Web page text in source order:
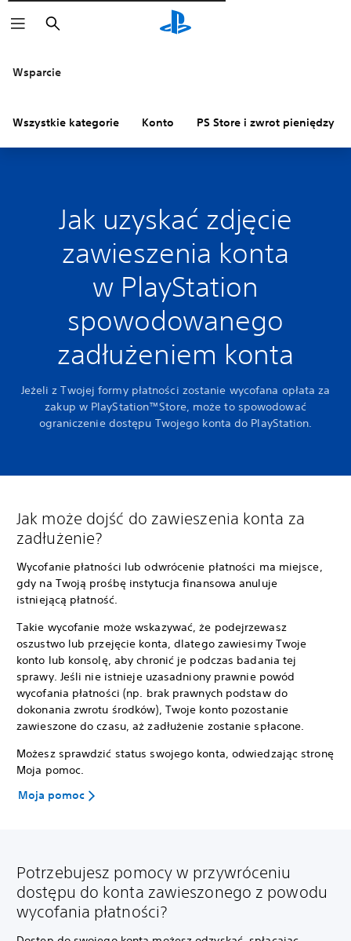
Wyszukaj
Wsparcie
Wszystkie kategorie Konto PS Store i zwrot pieniędzy
Jak uzyskać zdjęcie
zawieszenia konta
w PlayStation
spowodowanego
zadłużeniem konta
Jeżeli z Twojej formy płatności zostanie wycofana opłata za
zakup w PlayStation™Store, może to spowodować
ograniczenie dostępu Twojego konta do PlayStation.
Jak może dojść do zawieszenia konta za
zadłużenie?
Wycofanie płatności lub odwrócenie płatności ma miejsce,
gdy na Twoją prośbę instytucja finansowa anuluje
istniejącą płatność.
Takie wycofanie może wskazywać, że podejrzewasz
oszustwo lub przejęcie konta, dlatego zawiesimy Twoje
konto lub konsolę, aby chronić je podczas badania tej
sprawy. Jeśli nie istnieje uzasadniony prawnie powód
wycofania płatności (np. brak prawnych podstaw do
dokonania zwrotu środków), Twoje konto pozostanie
zawieszone do czasu, aż zadłużenie zostanie spłacone.
Możesz sprawdzić status swojego konta, odwiedzając stronę
Moja pomoc.
Moja pomoc
Potrzebujesz pomocy w przywróceniu
dostępu do konta zawieszonego z powodu
wycofania płatności?